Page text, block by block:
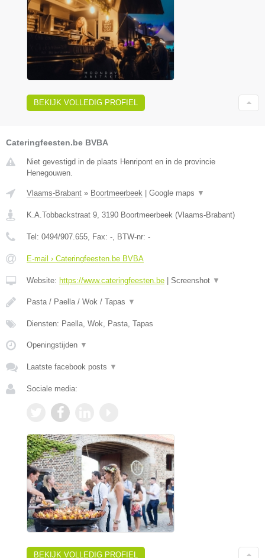
BEKIJK VOLLEDIG PROFIEL
Cateringfeesten.be BVBA
Niet gevestigd in de plaats Henripont en in de provincie
Henegouwen.
Vlaams-Brabant » Boortmeerbeek Google maps ▼
K.A.Tobbackstraat 9, 3190 Boortmeerbeek (Vlaams-Brabant)
Tel: 0494/907.655, Fax: -, BTW-nr: -
E-mail › Cateringfeesten.be BVBA
Website: https://www.cateringfeesten.be Screenshot ▼
Pasta / Paella / Wok / Tapas ▼
Diensten: Paella, Wok, Pasta, Tapas
Openingstijden ▼
Laatste facebook posts ▼
Sociale media:
BEKIJK VOLLEDIG PROFIEL